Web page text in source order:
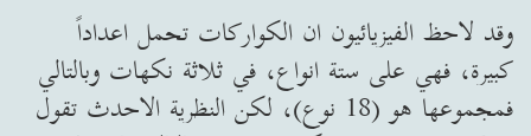
وقد لاحظ الفيزيائيون ان الكواركات تحمل اعداداً
كبيرة، فهي على ستة انواع، في ثلاثة نكهات وبالتالي
فمجموعها هو (18 نوع)، لكن النظرية الاحدث تقول